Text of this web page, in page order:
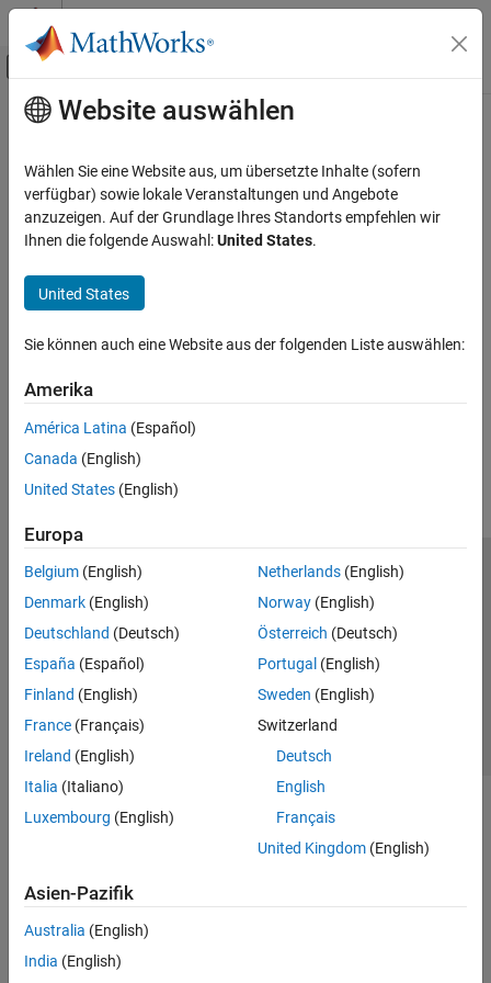
Weiter zum Inhalt
Umschaltung für Off-Canvas-
Startseite der Dokumentation
Hauptinhalt
How useful was this information?
Website auswählen
Wählen Sie eine Website aus, um übersetzte Inhalte (sofern
verfügbar) sowie lokale Veranstaltungen und Angebote
anzuzeigen. Auf der Grundlage Ihres Standorts empfehlen wir
Ihnen die folgende Auswahl:United States.
United States
Sie können auch eine Website aus der folgenden Liste auswählen:
Amerika
América Latina (Español)
Canada (English)
United States (English)
Europa
Belgium (English)
Denmark (English)
Deutschland (Deutsch)
España (Español)
Finland (English)
France (Français)
Ireland (English)
Italia (Italiano)
Luxembourg (English)
Netherlands(English)
Norway(English)
Österreich (Deutsch)
Portugal (English)
Sweden (English)
Switzerland
Deutsch
English
Français
United Kingdom(English)
Asien-Pazifik
Australia (English)
India (English)
Trust Center
Datenschutz-Richtlinien
Datendiebstahl verhindern
Status von Anwendungen
© 1994-2026 The MathWorks, Inc.
Website auswählen
Deutschland